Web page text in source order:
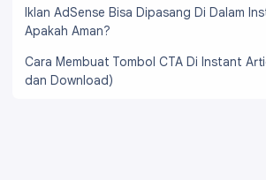
Iklan AdSense Bisa Dipasang Di Dalam
Apakah Aman?
Cara Membuat Tombol CTA Di Instant
dan Download)